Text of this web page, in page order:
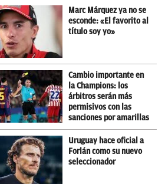
Marc Márquez ya no se
esconde: «El favorito al
título soy yo»
Cambio importante en
la Champions: los
árbitros serán más
permisivos con las
sanciones por amarillas
Uruguay hace oficial a
Forlán como su nuevo
seleccionador